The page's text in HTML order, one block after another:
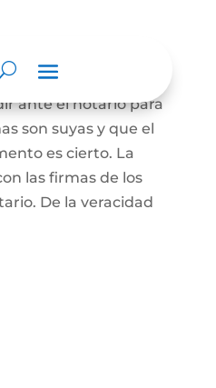
y contenido
un documento
ante el notario para
son suyas y que el
es cierto. La
las firmas de los
De la veracidad